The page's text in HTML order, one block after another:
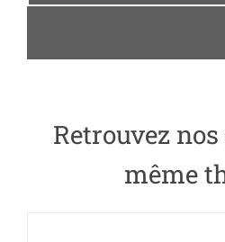
Retrouvez nos
même